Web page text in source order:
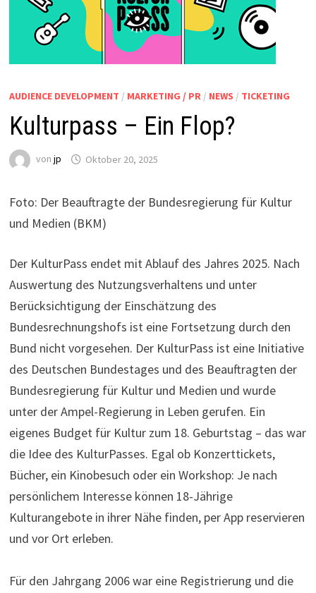
AUDIENCE DEVELOPMENT / MARKETING / PR / NEWS / TICKETING
Kulturpass – Ein Flop?
vonjp Oktober 20, 2025
Foto: Der Beauftragte der Bundesregierung für Kultur
und Medien (BKM)
Der KulturPass endet mit Ablauf des Jahres 2025. Nach
Auswertung des Nutzungsverhaltens und unter
Berücksichtigung der Einschätzung des
Bundesrechnungshofs ist eine Fortsetzung durch den
Bund nicht vorgesehen. Der KulturPass ist eine Initiative
des Deutschen Bundestages und des Beauftragten der
Bundesregierung für Kultur und Medien und wurde
unter der Ampel-Regierung in Leben gerufen. Ein
eigenes Budget für Kultur zum 18. Geburtstag – das war
die Idee des KulturPasses. Egal ob Konzerttickets,
Bücher, ein Kinobesuch oder ein Workshop: Je nach
persönlichem Interesse können 18-Jährige
Kulturangebote in ihrer Nähe finden, per App reservieren
und vor Ort erleben.
Für den Jahrgang 2006 war eine Registrierung und die